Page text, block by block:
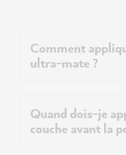
Comment
ultra-mate ?
Quand dois-je
couche avant la